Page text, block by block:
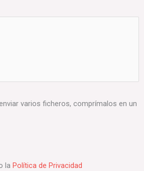
varios ficheros, comprímalos en un
la Política de Privacidad